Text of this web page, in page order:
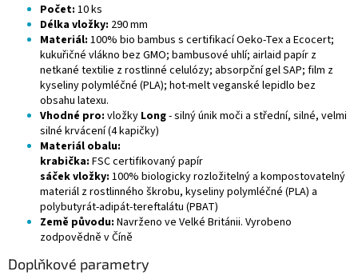
Počet: 10 ks
Délka vložky: 290 mm
Materiál: 100% bio bambus s certifikací Oeko-Tex a Ecocert;
kukuřičné vlákno bez GMO; bambusové uhlí; airlaid papír z
netkané textilie z rostlinné celulózy; absorpční gel SAP; film z
kyseliny polymléčné (PLA); hot-melt veganské lepidlo bez
obsahu latexu.
Vhodné pro: vložky Long- silný únik moči a střední, silné, velmi
silné krvácení (4 kapičky)
Materiál obalu:
krabička: FSC certifikovaný papír
sáček vložky: 100% biologicky rozložitelný a kompostovatelný
materiál z rostlinného škrobu, kyseliny polymléčné (PLA) a
polybutyrát-adipát-tereftalátu (PBAT)
Země původu: Navrženo ve Velké Británii. Vyrobeno
zodpovědně v Číně
Doplňkové parametry